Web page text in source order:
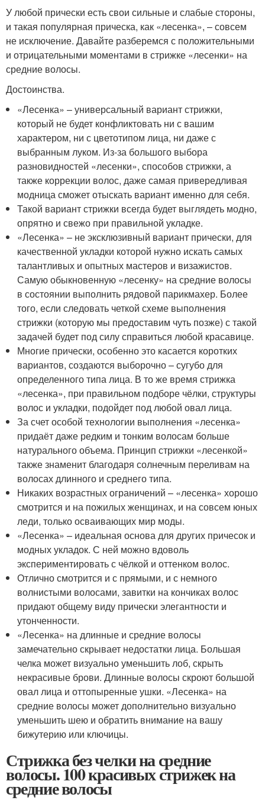
У любой прически есть свои сильные и слабые стороны,
и такая популярная прическа, как «лесенка», – совсем
не исключение. Давайте разберемся с положительными
и отрицательными моментами в стрижке «лесенки» на
средние волосы.
Достоинства.
«Лесенка» – универсальный вариант стрижки,
который не будет конфликтовать ни с вашим
характером, ни с цветотипом лица, ни даже с
выбранным луком. Из-за большого выбора
разновидностей «лесенки», способов стрижки, а
также коррекции волос, даже самая привередливая
модница сможет отыскать вариант именно для себя.
Такой вариант стрижки всегда будет выглядеть модно,
опрятно и свежо при правильной укладке.
«Лесенка» – не эксклюзивный вариант прически, для
качественной укладки которой нужно искать самых
талантливых и опытных мастеров и визажистов.
Самую обыкновенную «лесенку» на средние волосы
в состоянии выполнить рядовой парикмахер. Более
того, если следовать четкой схеме выполнения
стрижки (которую мы предоставим чуть позже) с такой
задачей будет под силу справиться любой красавице.
Многие прически, особенно это касается коротких
вариантов, создаются выборочно – сугубо для
определенного типа лица. В то же время стрижка
«лесенка», при правильном подборе чёлки, структуры
волос и укладки, подойдет под любой овал лица.
За счет особой технологии выполнения «лесенка»
придаёт даже редким и тонким волосам больше
натурального объема. Принцип стрижки «лесенкой»
также знаменит благодаря солнечным переливам на
волосах длинного и среднего типа.
Никаких возрастных ограничений – «лесенка» хорошо
смотрится и на пожилых женщинах, и на совсем юных
леди, только осваивающих мир моды.
«Лесенка» – идеальная основа для других причесок и
модных укладок. С ней можно вдоволь
экспериментировать с чёлкой и оттенком волос.
Отлично смотрится и с прямыми, и с немного
волнистыми волосами, завитки на кончиках волос
придают общему виду прически элегантности и
утонченности.
«Лесенка» на длинные и средние волосы
замечательно скрывает недостатки лица. Большая
челка может визуально уменьшить лоб, скрыть
некрасивые брови. Длинные волосы скроют большой
овал лица и оттопыренные ушки. «Лесенка» на
средние волосы может дополнительно визуально
уменьшить шею и обратить внимание на вашу
бижутерию или ключицы.
Стрижка без челки на средние
волосы. 100 красивых стрижек на
средние волосы